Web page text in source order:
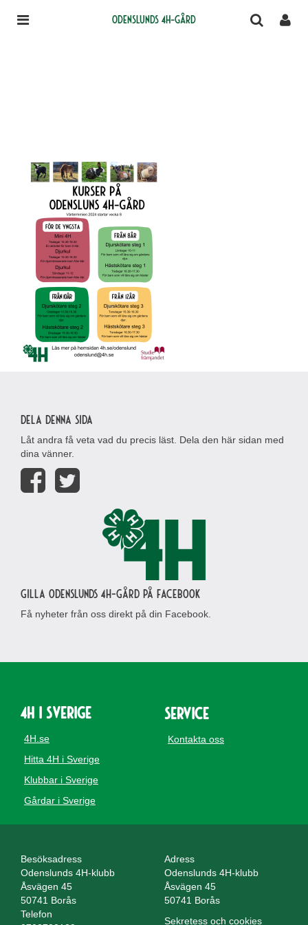
Odenslunds 4H-gård
Dela denna sida
Låt andra få veta vad du precis läst. Dela den här sidan med
dina vänner.
Gilla Odenslunds 4H-gård på Facebook
Få nyheter från oss direkt på din Facebook.
4H i Sverige
4H.se
Hitta 4H i Sverige
Klubbar i Sverige
Gårdar i Sverige
Service
Kontakta oss
Besöksadress
Odenslunds 4H-klubb
Åsvägen 45
50741 Borås
Adress
Odenslunds 4H-klubb
Åsvägen 45
50741 Borås
Telefon
Sekretess och cookies